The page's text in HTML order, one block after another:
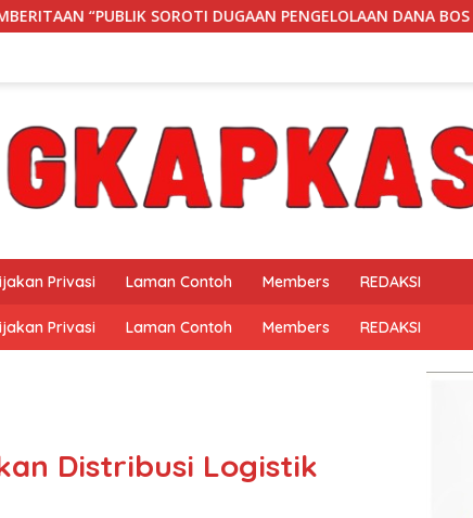
PENGELOLAAN DANA BOS DI SMK NEGERI 1
Privasi Laman Contoh Members REDAKSI
Privasi Laman Contoh Members REDAKSI
Distribusi Logistik